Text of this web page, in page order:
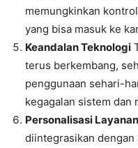
memungkinkan
yang bisa masuk ke
Keandalan Teknologi
terus berkembang,
penggunaan sehari-
kegagalan sistem dan
Personalisasi Layanan
diintegrasikan